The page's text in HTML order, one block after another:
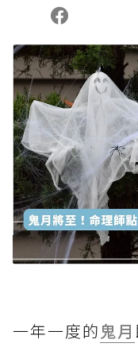
您當前剩餘 U
一年一度的鬼月